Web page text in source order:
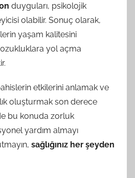
duyguları, psikolojik
olabilir. Sonuç olarak,
yaşam kalitesini
yol açma
etkilerini anlamak ve
oluşturmak son derece
bu konuda zorluk
yardım almayı
sağlığınız her şeyden